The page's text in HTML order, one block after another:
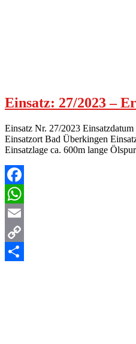
Einsatz: 27/2023 –
Einsatz Nr. 27/2023
Einsatzort Bad Überkingen
Einsatzlage ca. 600m lange
Facebook
WhatsApp
Email
Copy